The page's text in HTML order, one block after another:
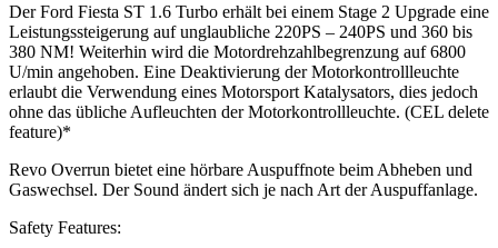
Der Ford Fiesta ST 1.6 Turbo erhält bei einem Stage 2 Upgrade eine
Leistungssteigerung auf unglaubliche 220PS – 240PS und 360 bis
380 NM! Weiterhin wird die Motordrehzahlbegrenzung auf 6800
U/min angehoben. Eine Deaktivierung der Motorkontrollleuchte
erlaubt die Verwendung eines Motorsport Katalysators, dies jedoch
ohne das übliche Aufleuchten der Motorkontrollleuchte. (CEL delete
feature)*
Revo Overrun bietet eine hörbare Auspuffnote beim Abheben und
Gaswechsel. Der Sound ändert sich je nach Art der Auspuffanlage.
Safety Features: